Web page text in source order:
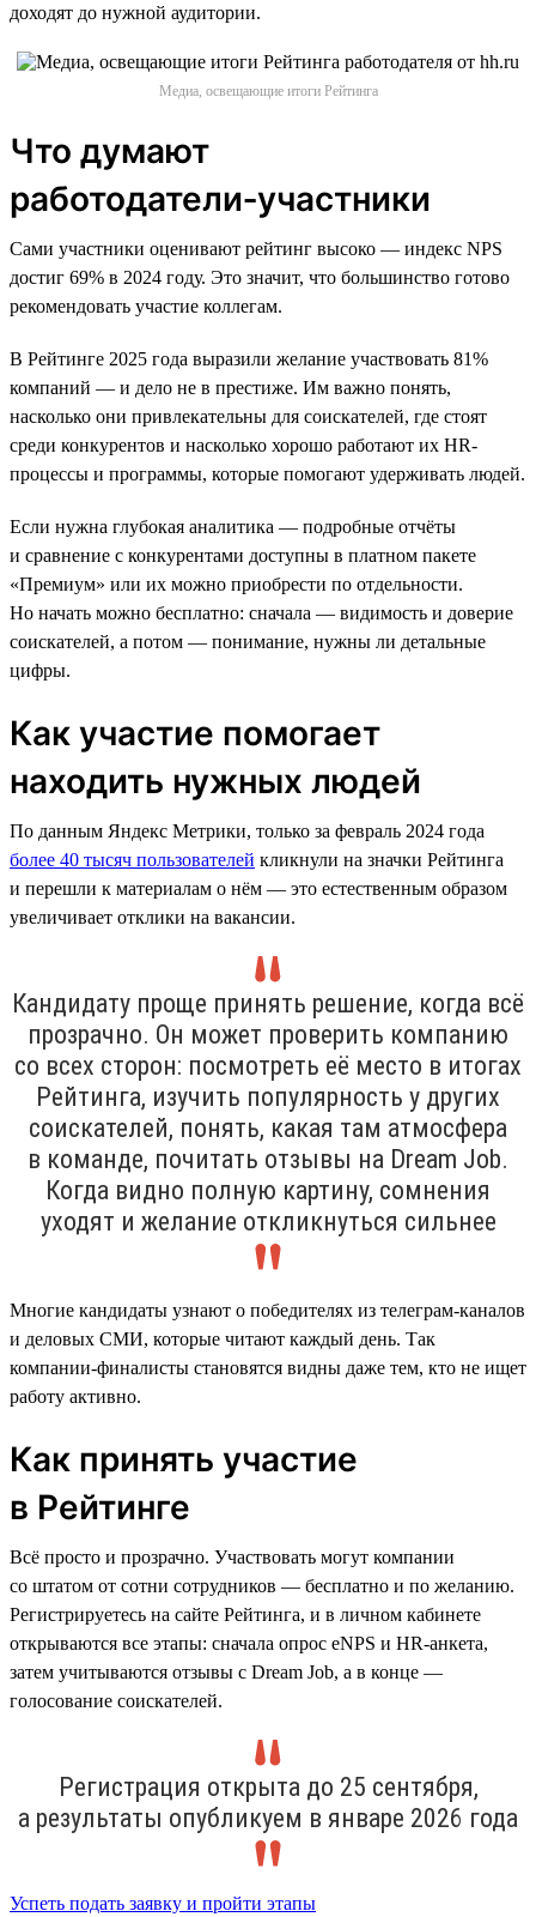
доходят до нужной аудитории.
Медиа, освещающие итоги Рейтинга
Что думают
работодатели‑участники
Сами участники оценивают рейтинг высоко — индекс NPS
достиг 69% в 2024 году. Это значит, что большинство готово
рекомендовать участие коллегам.
В Рейтинге 2025 года выразили желание участвовать 81%
компаний — и дело не в престиже. Им важно понять,
насколько они привлекательны для соискателей, где стоят
среди конкурентов и насколько хорошо работают их HR-
процессы и программы, которые помогают удерживать людей.
Если нужна глубокая аналитика — подробные отчёты
и сравнение с конкурентами доступны в платном пакете
«Премиум» или их можно приобрести по отдельности.
Но начать можно бесплатно: сначала — видимость и доверие
соискателей, а потом — понимание, нужны ли детальные
цифры.
Как участие помогает
находить нужных людей
По данным Яндекс Метрики, только за февраль 2024 года
более 40 тысяч пользователей кликнули на значки Рейтинга
и перешли к материалам о нём — это естественным образом
увеличивает отклики на вакансии.
Кандидату проще принять решение, когда всё
прозрачно. Он может проверить компанию
со всех сторон: посмотреть её место в итогах
Рейтинга, изучить популярность у других
соискателей, понять, какая там атмосфера
в команде, почитать отзывы на Dream Job.
Когда видно полную картину, сомнения
уходят и желание откликнуться сильнее
Многие кандидаты узнают о победителях из телеграм-каналов
и деловых СМИ, которые читают каждый день. Так
компании-финалисты становятся видны даже тем, кто не ищет
работу активно.
Как принять участие
в Рейтинге
Всё просто и прозрачно. Участвовать могут компании
со штатом от сотни сотрудников — бесплатно и по желанию.
Регистрируетесь на сайте Рейтинга, и в личном кабинете
открываются все этапы: сначала опрос eNPS и HR-анкета,
затем учитываются отзывы с Dream Job, а в конце —
голосование соискателей.
Регистрация открыта до 25 сентября,
а результаты опубликуем в январе 2026 года
Успеть подать заявку и пройти этапы